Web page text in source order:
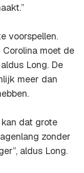
voorspellen.
moet de
Long. De
meer dan
dat grote
zonder
aldus Long.